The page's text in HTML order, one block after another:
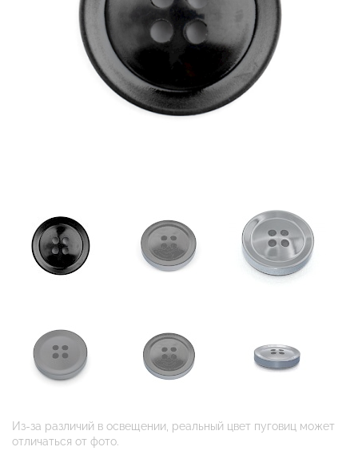
Из-за различий в освещении, реальный цвет пуговиц может
отличаться от фото.